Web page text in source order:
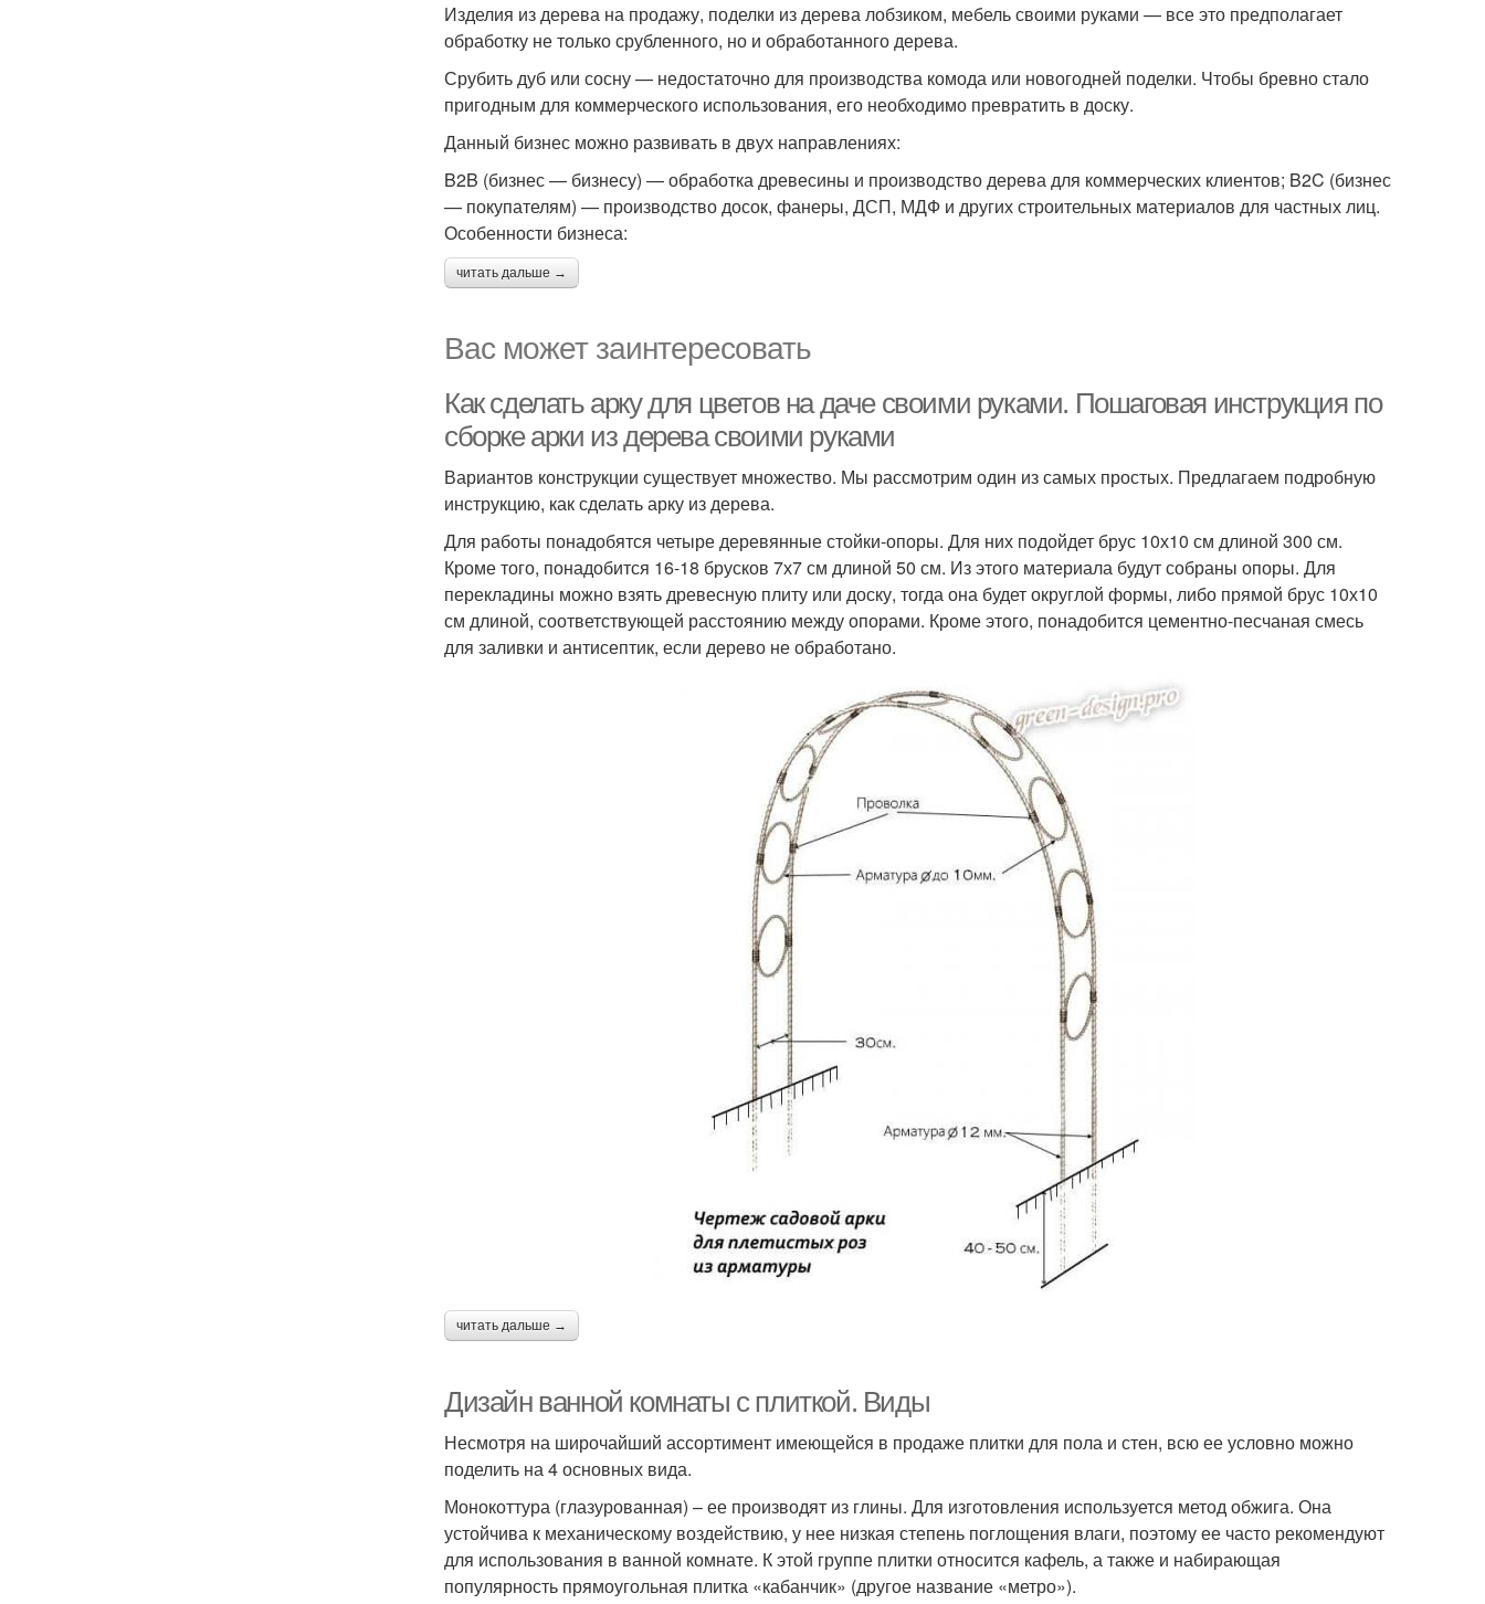
Изделия из дерева на продажу, поделки из дерева лобзиком, мебель своими руками — все это предполагает
обработку не только срубленного, но и обработанного дерева.
Срубить дуб или сосну — недостаточно для производства комода или новогодней поделки. Чтобы бревно стало
пригодным для коммерческого использования, его необходимо превратить в доску.
Данный бизнес можно развивать в двух направлениях:
B2B (бизнес — бизнесу) — обработка древесины и производство дерева для коммерческих клиентов; B2C (бизнес
— покупателям) — производство досок, фанеры, ДСП, МДФ и других строительных материалов для частных лиц.
Особенности бизнеса:
читать дальше →
Вас может заинтересовать
Как сделать арку для цветов на даче своими руками. Пошаговая инструкция по
сборке арки из дерева своими руками
Вариантов конструкции существует множество. Мы рассмотрим один из самых простых. Предлагаем подробную
инструкцию, как сделать арку из дерева.
Для работы понадобятся четыре деревянные стойки-опоры. Для них подойдет брус 10х10 см длиной 300 см.
Кроме того, понадобится 16-18 брусков 7х7 см длиной 50 см. Из этого материала будут собраны опоры. Для
перекладины можно взять древесную плиту или доску, тогда она будет округлой формы, либо прямой брус 10х10
см длиной, соответствующей расстоянию между опорами. Кроме этого, понадобится цементно-песчаная смесь
для заливки и антисептик, если дерево не обработано.
читать дальше →
Дизайн ванной комнаты с плиткой. Виды
Несмотря на широчайший ассортимент имеющейся в продаже плитки для пола и стен, всю ее условно можно
поделить на 4 основных вида.
Монокоттура (глазурованная) – ее производят из глины. Для изготовления используется метод обжига. Она
устойчива к механическому воздействию, у нее низкая степень поглощения влаги, поэтому ее часто рекомендуют
для использования в ванной комнате. К этой группе плитки относится кафель, а также и набирающая
популярность прямоугольная плитка «кабанчик» (другое название «метро»).